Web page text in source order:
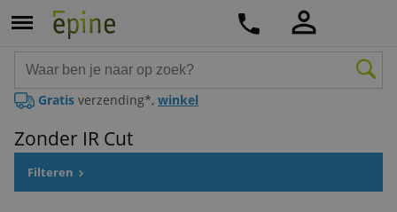
Gratis verzending*, winkel
Zonder IR Cut
Filteren